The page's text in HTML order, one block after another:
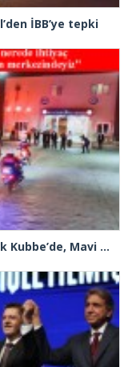
İBB’ye tepki
İstanbul Emniyet Müdürlüğünden “Gök Kubbe’de, Mavi Vatan’da, Şanlı Topraklarda: İstanbul Emniyeti Her Yerde” paylaşımı